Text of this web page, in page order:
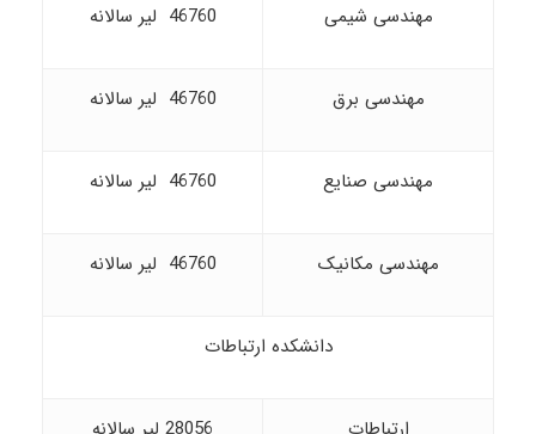
مهندسی شیمی 46760 لیر سالانه
مهندسی برق 46760 لیر سالانه
مهندسی صنایع 46760 لیر سالانه
مهندسی مکانیک 46760 لیر سالانه
دانشکده ارتباطات